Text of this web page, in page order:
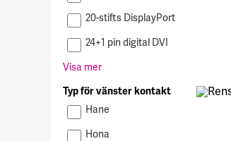
20-stifts DisplayPort
24+1 pin digital DVI
Visa mer
Typ för
vänster
kontakt
Typ för vänster kontakt
Hane
Hona